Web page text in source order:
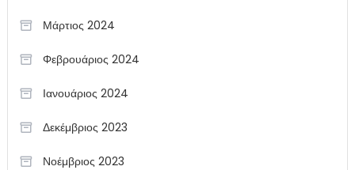
Μάρτιος 2024
Φεβρουάριος 2024
Ιανουάριος 2024
Δεκέμβριος 2023
Νοέμβριος 2023